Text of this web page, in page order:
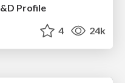
Profile
4 24k